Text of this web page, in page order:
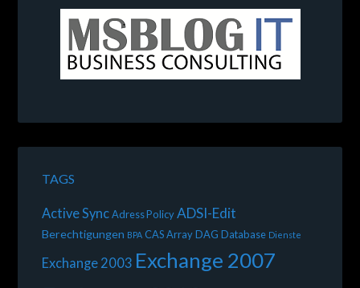
TAGS
Active Sync Adress Policy ADSI-Edit
Berechtigungen BPA CAS Array DAG Database Dienste
Exchange 2003 Exchange 2007